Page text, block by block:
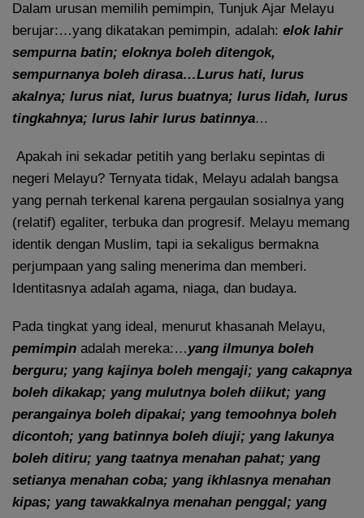
Dalam urusan memilih pemimpin, Tunjuk Ajar Melayu
berujar:…yang dikatakan pemimpin, adalah: elok lahir
sempurna batin; eloknya boleh ditengok,
sempurnanya boleh dirasa…Lurus hati, lurus
akalnya; lurus niat, lurus buatnya; lurus lidah, lurus
tingkahnya; lurus lahir lurus batinnya…
Apakah ini sekadar petitih yang berlaku sepintas di
negeri Melayu? Ternyata tidak, Melayu adalah bangsa
yang pernah terkenal karena pergaulan sosialnya yang
(relatif) egaliter, terbuka dan progresif. Melayu memang
identik dengan Muslim, tapi ia sekaligus bermakna
perjumpaan yang saling menerima dan memberi.
Identitasnya adalah agama, niaga, dan budaya.
Pada tingkat yang ideal, menurut khasanah Melayu,
pemimpin adalah mereka:…yang ilmunya boleh
berguru; yang kajinya boleh mengaji; yang cakapnya
boleh dikakap; yang mulutnya boleh diikut; yang
perangainya boleh dipakai; yang temoohnya boleh
dicontoh; yang batinnya boleh diuji; yang lakunya
boleh ditiru; yang taatnya menahan pahat; yang
setianya menahan coba; yang ikhlasnya menahan
kipas; yang tawakkalnya menahan penggal; yang